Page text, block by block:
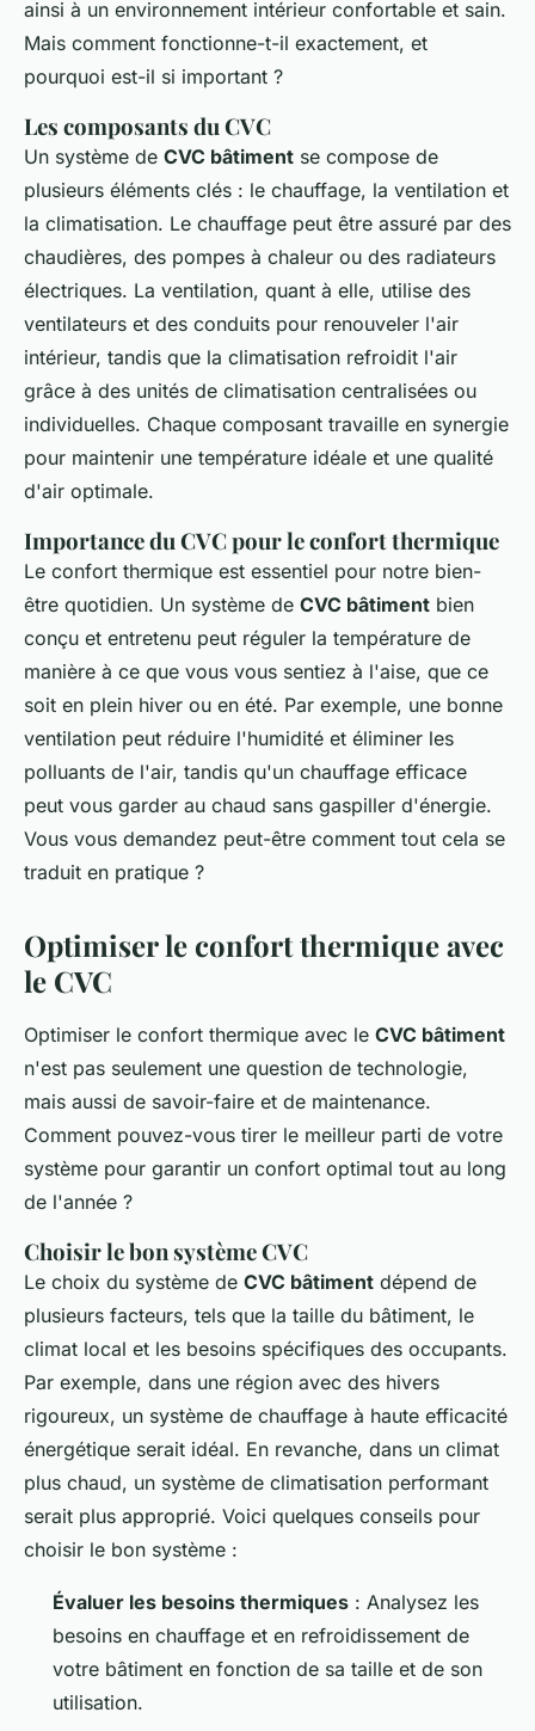
ainsi à un environnement intérieur confortable et sain.
Mais comment fonctionne-t-il exactement, et
pourquoi est-il si important ?
Les composants du CVC
Un système de CVC bâtiment se compose de
plusieurs éléments clés : le chauffage, la ventilation et
la climatisation. Le chauffage peut être assuré par des
chaudières, des pompes à chaleur ou des radiateurs
électriques. La ventilation, quant à elle, utilise des
ventilateurs et des conduits pour renouveler l'air
intérieur, tandis que la climatisation refroidit l'air
grâce à des unités de climatisation centralisées ou
individuelles. Chaque composant travaille en synergie
pour maintenir une température idéale et une qualité
d'air optimale.
Importance du CVC pour le confort thermique
Le confort thermique est essentiel pour notre bien-
être quotidien. Un système de CVC bâtiment bien
conçu et entretenu peut réguler la température de
manière à ce que vous vous sentiez à l'aise, que ce
soit en plein hiver ou en été. Par exemple, une bonne
ventilation peut réduire l'humidité et éliminer les
polluants de l'air, tandis qu'un chauffage efficace
peut vous garder au chaud sans gaspiller d'énergie.
Vous vous demandez peut-être comment tout cela se
traduit en pratique ?
Optimiser le confort thermique avec
le CVC
Optimiser le confort thermique avec le CVC bâtiment
n'est pas seulement une question de technologie,
mais aussi de savoir-faire et de maintenance.
Comment pouvez-vous tirer le meilleur parti de votre
système pour garantir un confort optimal tout au long
de l'année ?
Choisir le bon système CVC
Le choix du système de CVC bâtiment dépend de
plusieurs facteurs, tels que la taille du bâtiment, le
climat local et les besoins spécifiques des occupants.
Par exemple, dans une région avec des hivers
rigoureux, un système de chauffage à haute efficacité
énergétique serait idéal. En revanche, dans un climat
plus chaud, un système de climatisation performant
serait plus approprié. Voici quelques conseils pour
choisir le bon système :
Évaluer les besoins thermiques : Analysez les
besoins en chauffage et en refroidissement de
votre bâtiment en fonction de sa taille et de son
utilisation.